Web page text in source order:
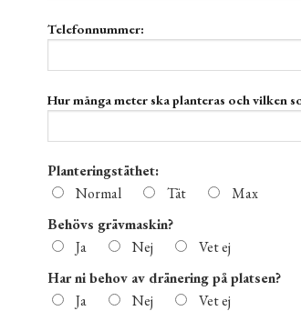
Telefonnummer:
Hur många meter ska planteras och vilken
Planteringstäthet:
Normal
Tät
Max
Behövs grävmaskin?
Ja
Nej
Vet ej
Har ni behov av dränering på platsen?
Ja
Nej
Vet ej